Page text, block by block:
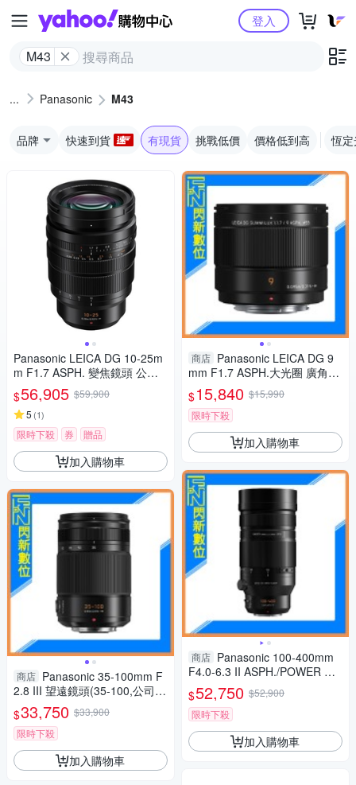
Yahoo購物中心
M43
登入
Panasonic M43
品牌 快速到貨 有現貨 挑戰低價 價格低到高 恆
Panasonic LEICA DG 10-25m
m F1.7 ASPH. 變焦鏡頭 公司
貨
$56,905 $59,900
5 (1)
限時下殺 券 贈品
加入購物車
商店 Panasonic 35-100mm F
2.8 III 望遠鏡頭(35-100,公司
貨)H-ES35100GC
$33,750 $33,900
限時下殺
加入購物車
商店 Panasonic LEICA DG 9
mm F1.7 ASPH.大光圈 廣角定
焦 微距(公司貨)
$15,840 $15,990
限時下殺
加入購物車
商店 Panasonic 100-400mm
F4.0-6.3 II ASPH./POWER O.I.
S.鏡頭(100-400 II,公司貨)
$52,750 $52,900
限時下殺
加入購物車